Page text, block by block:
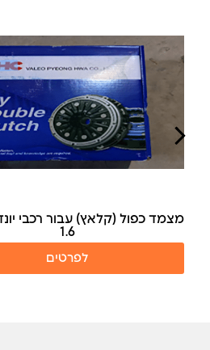
מצמד כפול (קלאץ) עבור רכבי
1.4
לפרטים